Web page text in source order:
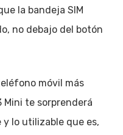
la bandeja SIM
no debajo del botón
móvil más
Mini te sorprenderá
lo utilizable que es,